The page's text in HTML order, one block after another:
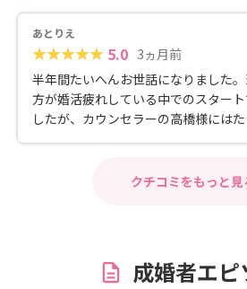
あとりえ
5.0 3ヵ月前
半年間たいへんお世話になりました。
方が婚活疲れしている中でのスター
したが、カウンセラーの高橋様には
へんお世話になり、良縁をいただく
様の面倒見が良いことです。返信も早
の点についても色々とご教示頂けまし
クチコミをもっと見
成婚者エピ